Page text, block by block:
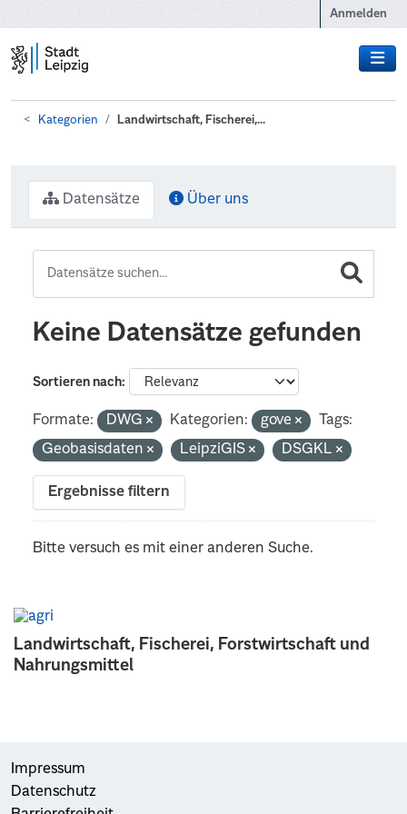
Anmelden
Kategorien Landwirtschaft, Fischerei,...
Landwirtschaft, Fischerei, Forstwirtschaft und
Nahrungsmittel
Datensätze Über uns
Keine Datensätze gefunden
Sortieren nach
Formate: DWG Kategorien: gove
Tags:
Geobasisdaten
LeipziGIS DSGKL
Ergebnisse filtern
Bitte versuch es mit einer anderen Suche.
Impressum
Datenschutz